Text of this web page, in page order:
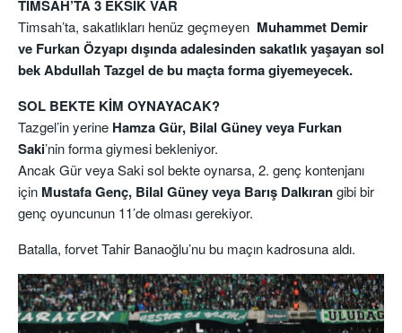
TİMSAH’TA 3 EKSİK VAR
Timsah’ta, sakatlıkları henüz geçmeyen Muhammet Demir
ve Furkan Özyapı dışında adalesinden sakatlık yaşayan sol
bek Abdullah Tazgel de bu maçta forma giyemeyecek.
SOL BEKTE KİM OYNAYACAK?
Tazgel’in yerine Hamza Gür, Bilal Güney veya Furkan
Saki’nin forma giymesi bekleniyor.
Ancak Gür veya Saki sol bekte oynarsa, 2. genç kontenjanı
için Mustafa Genç, Bilal Güney veya Barış Dalkırangibi bir
genç oyuncunun 11’de olması gerekiyor.
Batalla, forvet Tahir Banaoğlu’nu bu maçın kadrosuna aldı.